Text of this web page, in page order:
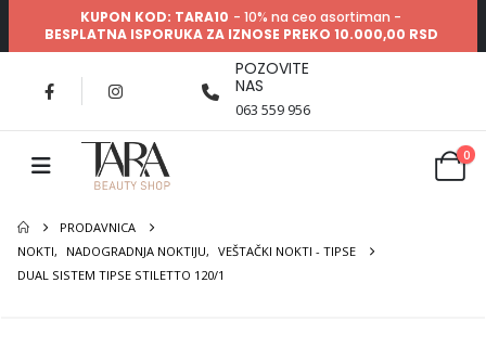
KUPON KOD: TARA10 - 10% na ceo asortiman -
BESPLATNA ISPORUKA ZA IZNOSE PREKO 10.000,00 RSD
POZOVITE
NAS
063 559 956
0
PRODAVNICA
NOKTI, NADOGRADNJA NOKTIJU, VEŠTAČKI NOKTI - TIPSE
DUAL SISTEM TIPSE STILETTO 120/1